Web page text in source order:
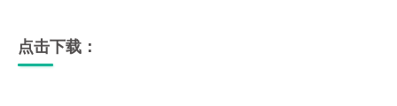
点击下载：